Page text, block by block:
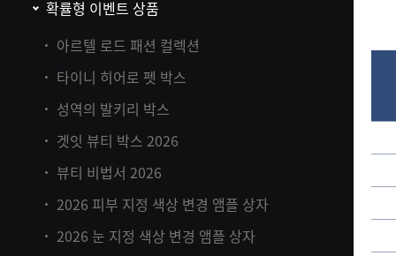
확률형 이벤트 상품
아르텔 로드 패션 컬렉션
타이니 히어로 펫 박스
성역의 발키리 박스
겟잇 뷰티 박스 2026
뷰티 비법서 2026
2026 피부 지정 색상 변경 앰플 상자
2026 눈 지정 색상 변경 앰플 상자